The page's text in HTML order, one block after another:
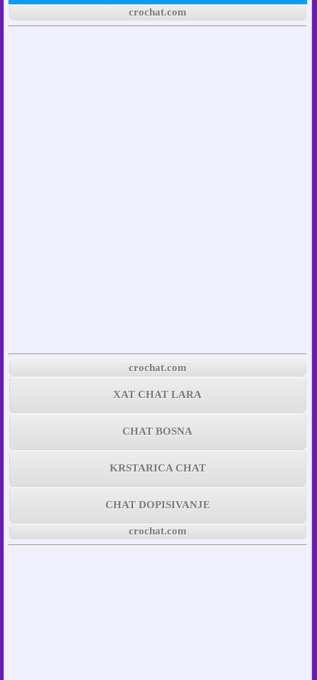
crochat.com
crochat.com
XAT CHAT LARA
CHAT BOSNA
KRSTARICA CHAT
CHAT DOPISIVANJE
crochat.com